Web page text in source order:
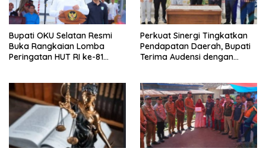
Bupati OKU Selatan Resmi
Buka Rangkaian Lomba
Peringatan HUT RI ke-81
Perkuat Sinergi Tingkatkan
Pendapatan Daerah, Bupati
Terima Audensi dengan